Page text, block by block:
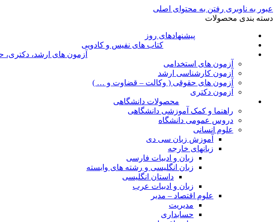
عبور به ناوبری رفتن به محتوای اصلی
دسته بندی محصولات
پیشنهادهای روز
کتاب های نفیس و کادویی
آزمون های ارشد،
آزمون های استخدامی
آزمون کارشناسی ارشد
آزمون های حقوقی ( وکالت – قضاوت و … )
آزمون دکتری
محصولات دانشگاهی
راهنما و کمک آموزشی دانشگاهی
دروس عمومی دانشگاه
علوم انسانی
آموزش زبان سی دی
زبانهای خارجه
زبان و ادبیات فارسی
زبان انگلیسی و رشته های وابسته
داستان انگلیسی
زبان و ادبیات عرب
علوم اقتصاد – مدیر
مدیریت
حسابداری